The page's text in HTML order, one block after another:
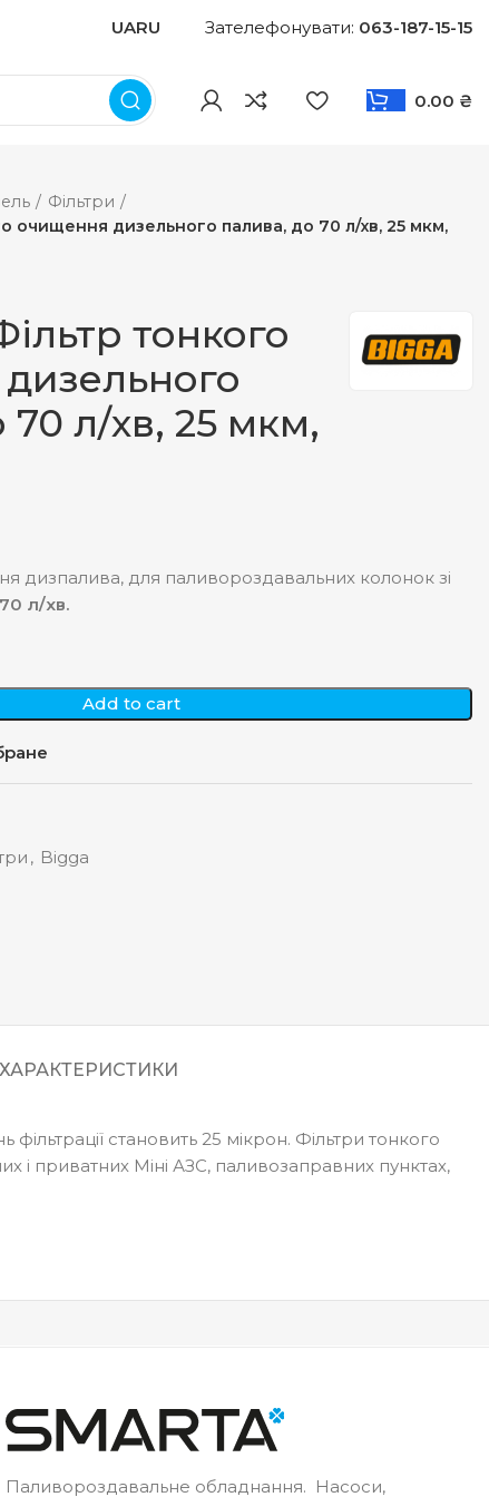
UARU Зателефонувати: 063-187-15-15
0.00 ₴
Фільтри
очищення дизельного палива, до 70 л/хв, 25 мкм,
тонкого
70 л/хв, 25 мкм,
дизпалива, для паливороздавальних колонок зі
л/хв.
Add to cart
, Bigga
ХАРАКТЕРИСТИКИ
становить 25 мікрон. Фільтри тонкого
і приватних Міні АЗС, паливозаправних пунктах,
Паливороздавальне обладнання. Насоси,